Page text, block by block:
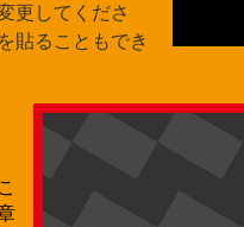
更してくださ
貼ることもでき